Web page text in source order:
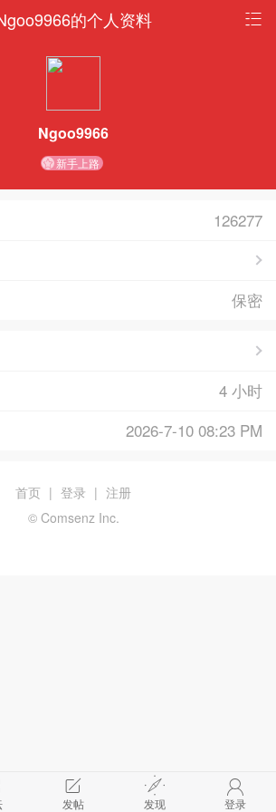
的个人资料
Ngoo9966
新手上路
126277
保密
4 小时
2026-7-10 08:23 PM
发帖 发现 登录
首页 | 登录 | 注册
© Comsenz Inc.